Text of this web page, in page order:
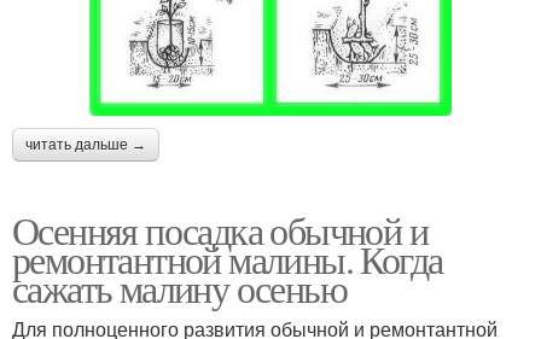
читать дальше →
Осенняя посадка обычной и
ремонтантной малины. Когда
сажать малину осенью
Для полноценного развития обычной и ремонтантной